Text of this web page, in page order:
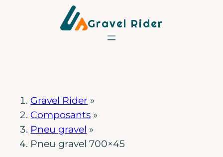
Gravel Rider
Gravel Rider »
Composants »
Pneu gravel »
Pneu gravel 700×45